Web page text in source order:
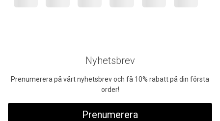
Nyhetsbrev
Prenumerera på vårt nyhetsbrev och få 10% rabatt på din första
order!
Prenumerera